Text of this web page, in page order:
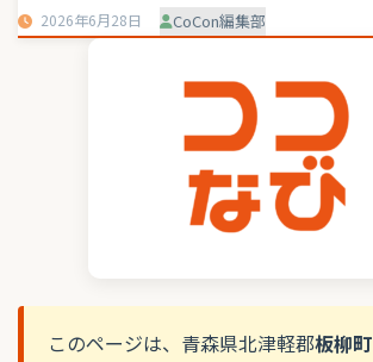
2026年6月28日 CoCon編集部
このページは、青森県北津軽郡板柳町